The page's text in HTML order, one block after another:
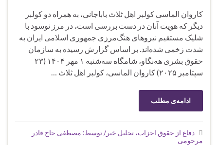
کاروان الماسی کولبر اهل ثلاث باباجانی، به همراه دو کولبر
دیگر که هویت آنان در دست بررسی است، در مرز نوسود با
شلیک مستقیم نیروهای هنگ‌مرزی جمهوری اسلامی ایران به
شدت زخمی شده‌اند. بر اساس گزارش رسیده به سازمان
حقوق بشری هه‌نگاو، شامگاه سەشنبە ١ مهر ١۴٠۴ (٢٣
سپتامبر ٢٠٢۵) کاروان الماسی، کولبر اهل ثلاث …
ادامه‌ی مطلب
دفاع از حقوق احزاب، تحلیل خبر/ توسط: مصطفی حاج قادر
مرحومی